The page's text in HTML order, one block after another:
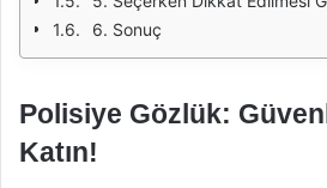
6. Sonuç
Polisiye Gözlük:
Katın!